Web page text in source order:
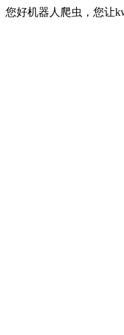
您好机器人爬虫，您让